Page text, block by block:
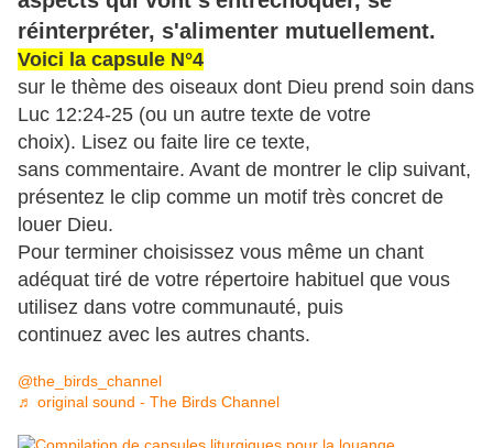
réinterpréter, s'alimenter mutuellement.
Voici la capsule N°4
sur le thème des oiseaux dont Dieu prend soin dans
Luc 12:24-25 (ou un autre texte de votre
choix). Lisez ou faite lire ce texte,
sans commentaire. Avant de montrer le clip suivant,
présentez le clip comme un motif très concret de
louer Dieu.
Pour terminer choisissez vous même un chant
adéquat tiré de votre répertoire habituel que vous
utilisez dans votre communauté, puis
continuez avec les autres chants.
@the_birds_channel
♬ original sound - The Birds Channel